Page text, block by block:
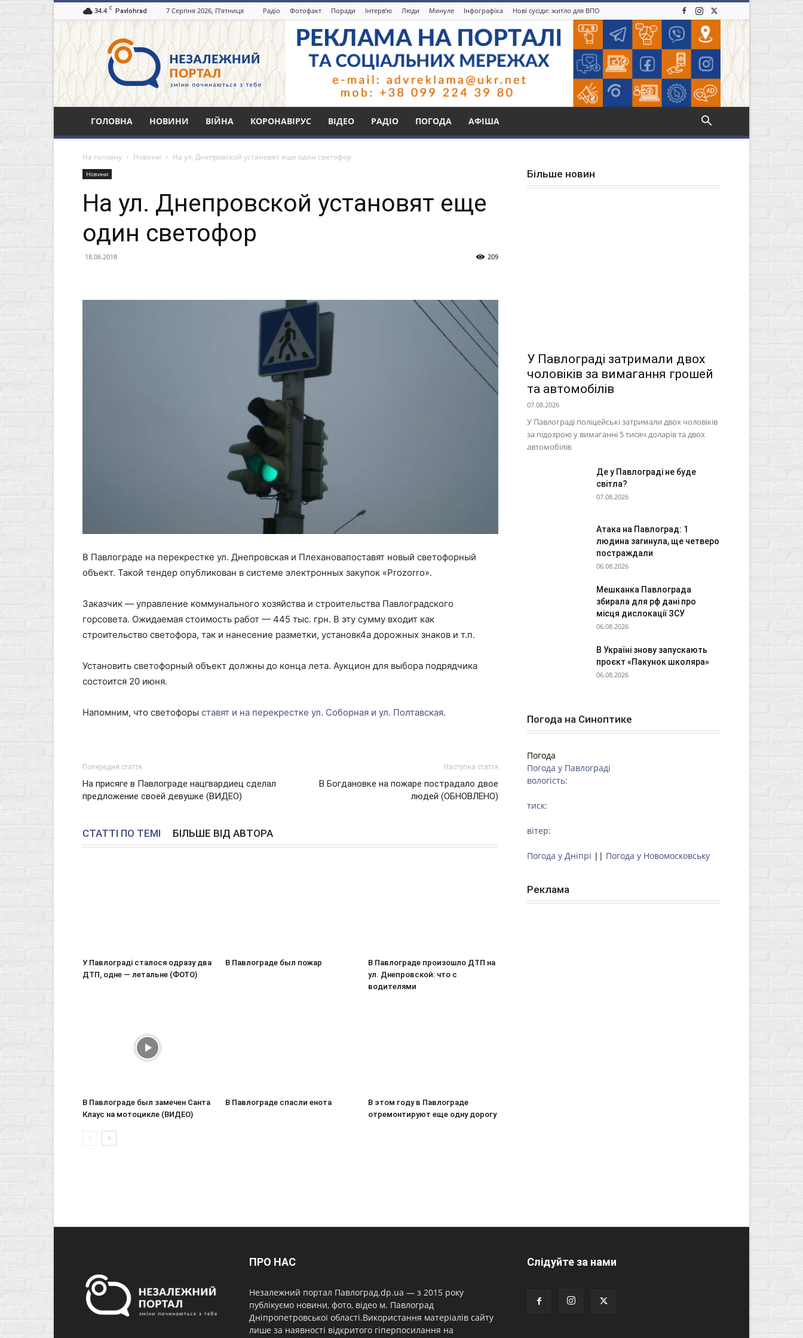
34.4 C Pavlohrad 7 Серпня 2026, П’ятниця Радіо Фотофакт Поради Інтерв’ю Люди Минуле Інфографіка Нові сусіди: житло для ВПО
Незалежний
портал
Павлоград.dp.ua
ГОЛОВНА НОВИНИ ВІЙНА КОРОНАВІРУС ВІДЕО РАДІО ПОГОДА АФІША
На головну Новини На ул. Днепровской установят еще один светофор
Новини
На ул. Днепровской установят еще
один светофор
18.06.2018 209
В Павлограде на перекрестке ул. Днепровская и Плехановапоставят новый светофорный
объект. Такой тендер опубликован в системе электронных закупок «Prozorro».
Заказчик — управление коммунального хозяйства и строительства Павлоградского
горсовета. Ожидаемая стоимость работ — 445 тыс. грн. В эту сумму входит как
строительство светофора, так и нанесение разметки, установк4а дорожных знаков и т.п.
Установить светофорный объект должны до конца лета. Аукцион для выбора подрядчика
состоится 20 июня.
Напомним, что светофоры ставят и на перекрестке ул. Соборная и ул. Полтавская.
Попередня стаття
На присяге в Павлограде нацгвардиец сделал
предложение своей девушке (ВИДЕО)
Наступна стаття
В Богдановке на пожаре пострадало двое
людей (ОБНОВЛЕНО)
СТАТТІ ПО ТЕМІ БІЛЬШЕ ВІД АВТОРА
У Павлограді сталося одразу два
ДТП, одне — летальне (ФОТО)
В Павлограде был пожар
В Павлограде произошло ДТП на
ул. Днепровской: что с
водителями
В Павлограде был замечен Санта
Клаус на мотоцикле (ВИДЕО)
В Павлограде спасли енота
В этом году в Павлограде
отремонтируют еще одну дорогу
Більше новин
У Павлограді затримали двох
чоловіків за вимагання грошей
та автомобілів
07.08.2026
У Павлограді поліцейські затримали двох чоловіків
за підозрою у вимаганні 5 тисяч доларів та двох
автомобілів
Де у Павлограді не буде
світла?
07.08.2026
Атака на Павлоград: 1
людина загинула, ще четверо
постраждали
06.08.2026
Мешканка Павлограда
збирала для рф дані про
місця дислокації ЗСУ
06.08.2026
В Україні знову запускають
проєкт «Пакунок школяра»
06.08.2026
Погода на Синоптике
Погода
Погода у Павлограді
вологість:
тиск:
вітер:
Погода у Дніпрі || Погода у Новомосковську
Реклама
ПРО НАС
Незалежний портал Павлоград.dp.ua — з 2015 року
публікуємо новини, фото, відео м. Павлоград
Дніпропетровської області.Використання матеріалів сайту
лише за наявності відкритого гіперпосилання на
Слідуйте за нами